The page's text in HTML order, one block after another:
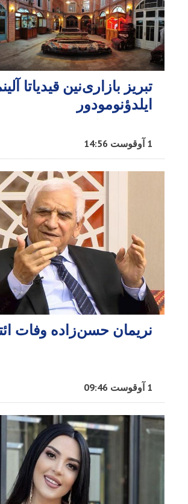
تبریز بازاری‌نین قیدیاتا
ایلدؤنومودور
1 آوقوست 14:56
نریمان حسن‌زاده وفات
1 آوقوست 09:46